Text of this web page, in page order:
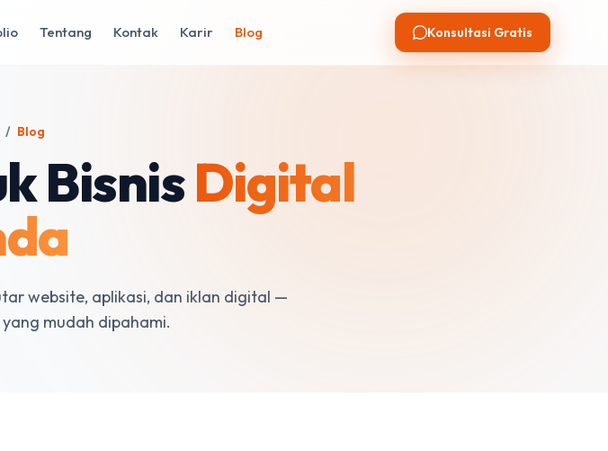
Tentang Kontak Karir Blog Konsultasi Gratis
/ Blog
BisnisDigital
website, aplikasi, dan iklan digital —
mudah dipahami.